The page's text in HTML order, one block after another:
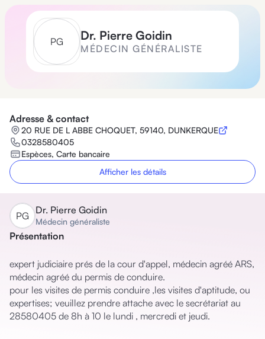
PG Dr. Pierre Goidin
MÉDECIN GÉNÉRALISTE
Adresse & contact
20 RUE DE L ABBE CHOQUET, 59140, DUNKERQUE
0328580405
Espèces, Carte bancaire
Afficher les détails
PG Dr. Pierre Goidin
Médecin généraliste
Présentation
expert judiciaire prés de la cour d'appel, médecin agréé ARS,
médecin agréé du permis de conduire.
pour les visites de permis conduire ,les visites d'aptitude, ou
expertises; veuillez prendre attache avec le secrétariat au
28580405 de 8h à 10 le lundi , mercredi et jeudi.